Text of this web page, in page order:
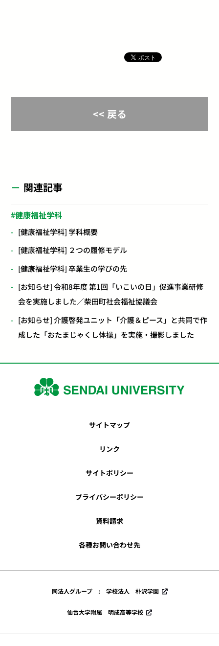
<< 戻る
関連記事
健康福祉学科
[健康福祉学科] 学科概要
[健康福祉学科] ２つの履修モデル
[健康福祉学科] 卒業生の学びの先
[お知らせ] 令和8年度 第1回「いこいの日」促進事業研修
会を実施しました／柴田町社会福祉協議会
[お知らせ] 介護啓発ユニット「介護＆ピース」と共同で作
成した「おたまじゃくし体操」を実施・撮影しました
サイトマップ
リンク
サイトポリシー
プライバシーポリシー
資料請求
各種お問い合わせ先
同法人グループ : 学校法人 朴沢学園
仙台大学附属 明成高等学校